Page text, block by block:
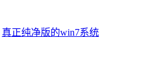
真正纯净版的win7系统